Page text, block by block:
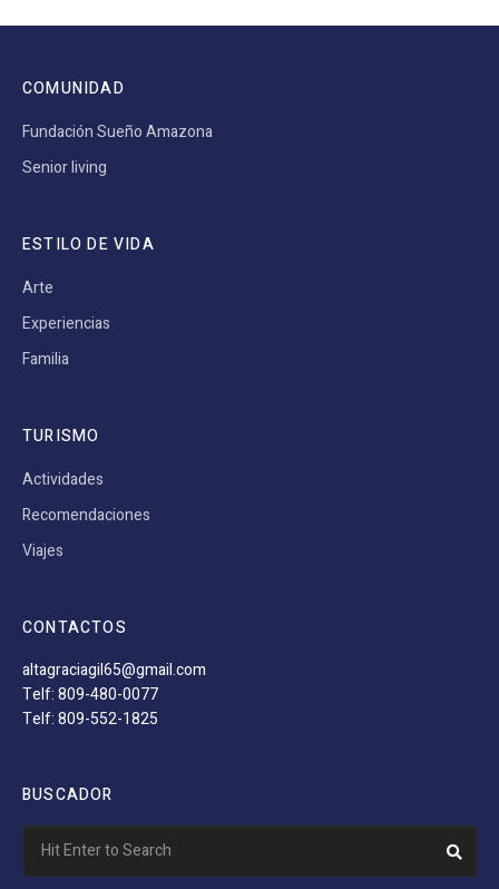
COMUNIDAD
Fundación Sueño Amazona
Senior living
ESTILO DE VIDA
Arte
Experiencias
Familia
TURISMO
Actividades
Recomendaciones
Viajes
CONTACTOS
altagraciagil65@gmail.com
Telf: 809-480-0077
Telf: 809-552-1825
BUSCADOR
for: